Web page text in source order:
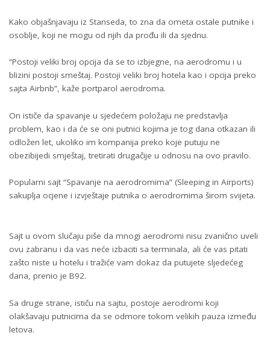
Kako objašnjavaju iz Stanseda, to zna da ometa ostale putnike i
osoblje, koji ne mogu od njih da prođu ili da sjednu.
“Postoji veliki broj opcija da se to izbjegne, na aerodromu i u
blizini postoji smeštaj. Postoji veliki broj hotela kao i opcija preko
sajta Airbnb”, kaže portparol aerodroma.
On ističe da spavanje u sjedećem položaju ne predstavlja
problem, kao i da će se oni putnici kojima je tog dana otkazan ili
odložen let, ukoliko im kompanija preko koje putuju ne
obezibijedi smještaj, tretirati drugačije u odnosu na ovo pravilo.
Popularni sajt “Spavanje na aerodromima” (Sleeping in Airports)
sakuplja ocjene i izvještaje putnika o aerodromima širom svijeta.
Sajt u ovom slučaju piše da mnogi aerodromi nisu zvanično uveli
ovu zabranu i da vas neće izbaciti sa terminala, ali će vas pitati
zašto niste u hotelu i tražiće vam dokaz da putujete sljedećeg
dana, prenio je B92.
Sa druge strane, ističu na sajtu, postoje aerodromi koji
olakšavaju putnicima da se odmore tokom velikih pauza između
letova.